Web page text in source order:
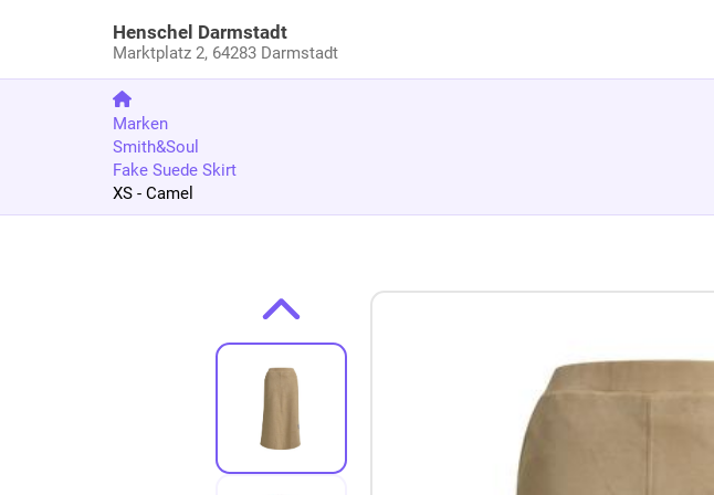
Henschel Darmstadt
Marktplatz 2, 64283 Darmstadt
Marken
Smith&Soul
Fake Suede Skirt
XS - Camel
Zur Produktbeschreibung springen